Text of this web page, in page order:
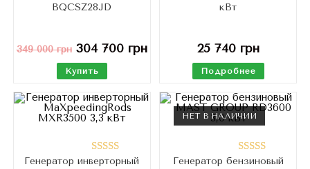
BQCSZ28JD
349 000грн 304 700грн
Купить
кВт
25 740грн
Подробнее
Оценка
Генератор инверторный
НЕТ В НАЛИЧИИ
Оценка
Генератор бензиновый